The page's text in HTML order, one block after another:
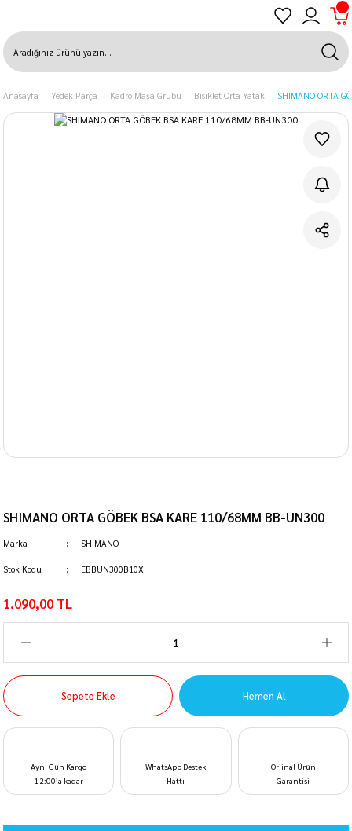
Anasayfa Yedek Parça Kadro Maşa Grubu Bisiklet Orta Yatak SHIMANO ORTA
SHIMANO ORTA GÖBEK BSA KARE 110/68MM BB-UN300
Marka SHIMANO
Stok Kodu EBBUN300B10X
1.090,00 TL
Sepete Ekle Hemen Al
Aynı Gün Kargo
12:00’a kadar
WhatsApp Destek
Hattı
Orjinal Ürün
Garantisi